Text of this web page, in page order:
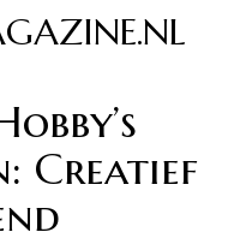
Creatief